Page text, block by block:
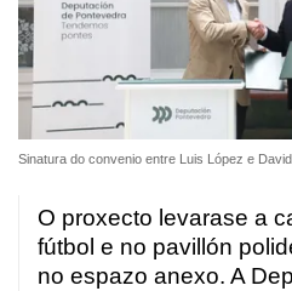
Sinatura do convenio entre Luis López e
O proxecto levarase a
fútbol e no pavillón
no espazo anexo. A